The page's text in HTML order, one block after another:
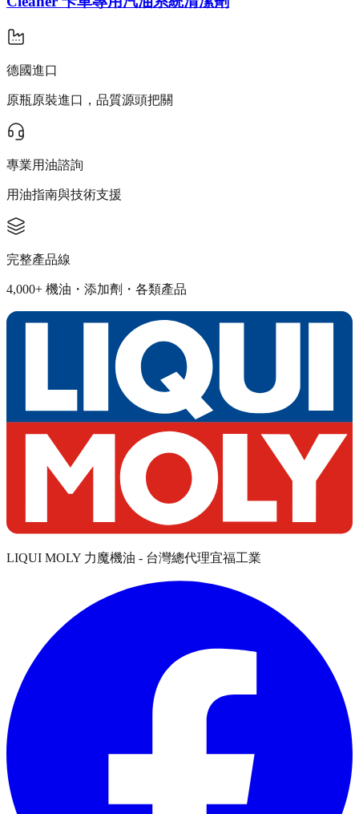
德國進口
原瓶原裝進口，品質源頭把關
專業用油諮詢
用油指南與技術支援
完整產品線
4,000+ 機油・添加劑・各類產品
LIQUI MOLY 力魔機油 - 台灣總代理宜福工業